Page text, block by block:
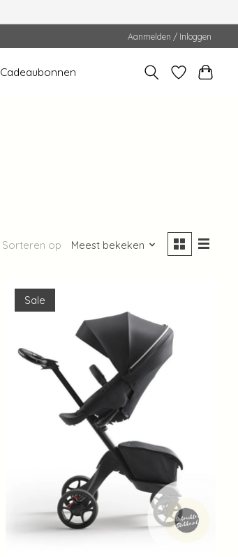
Aanmelden / Inloggen
Cadeaubonnen
Sorteren op Meest bekeken
Sale